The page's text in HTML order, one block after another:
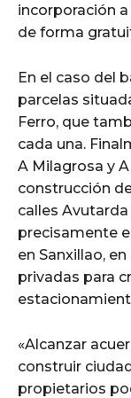
incorporación
de forma
En el caso del
parcelas
Ferro, que
cada una.
A Milagrosa y
construcción
calles Avutarda
precisamente
en Sanxillao,
privadas para
«Alcanzar
construir
propietarios